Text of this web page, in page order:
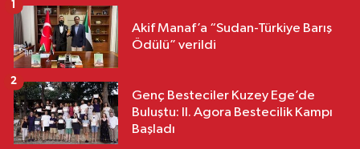
Akif Manaf’a “Sudan-Türkiye Barış
Ödülü” verildi
1
Genç Besteciler Kuzey Ege’de
Buluştu: II. Agora Bestecilik Kampı
Başladı
2